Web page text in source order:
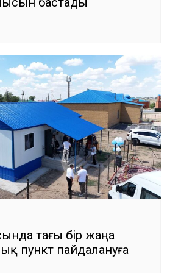
тағы бір жаңа
пункт пайдалануға